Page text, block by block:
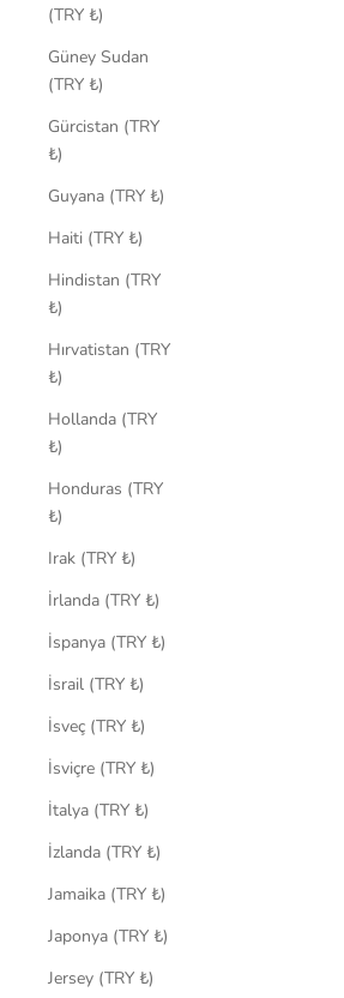
(TRY ₺)
Güney Sudan
(TRY ₺)
Gürcistan (TRY
₺)
Guyana (TRY ₺)
Haiti (TRY ₺)
Hindistan (TRY
₺)
Hırvatistan (TRY
₺)
Hollanda (TRY
₺)
Honduras (TRY
₺)
Irak (TRY ₺)
İrlanda (TRY ₺)
İspanya (TRY ₺)
İsrail (TRY ₺)
İsveç (TRY ₺)
İsviçre (TRY ₺)
İtalya (TRY ₺)
İzlanda (TRY ₺)
Jamaika (TRY ₺)
Japonya (TRY ₺)
Jersey (TRY ₺)